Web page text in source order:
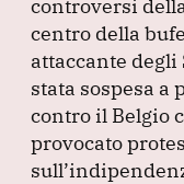
o
o
k
n
controversi
centro della
attaccante
stata sospesa a
contro il Belgio
provocato